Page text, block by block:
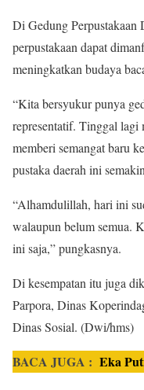
Di Gedung Perpustakaan
perpustakaan dapat
meningkatkan budaya
“Kita bersyukur punya
representatif. Tinggal
memberi semangat baru
pustaka daerah ini
“Alhamdulillah, hari ini
walaupun belum semua.
ini saja,” pungkasnya.
Di kesempatan itu juga
Parpora, Dinas
Dinas Sosial. (Dwi/hms)
BACA JUGA : Eka